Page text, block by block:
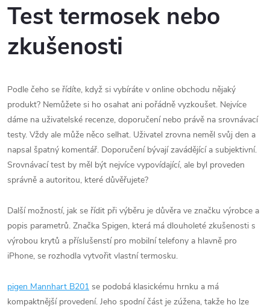
Test termosek nebo
zkušenosti
Podle čeho se řídíte, když si vybíráte v online obchodu nějaký
produkt? Nemůžete si ho osahat ani pořádně vyzkoušet. Nejvíce
dáme na uživatelské recenze, doporučení nebo právě na srovnávací
testy. Vždy ale může něco selhat. Uživatel zrovna neměl svůj den a
napsal špatný komentář. Doporučení bývají zavádějící a subjektivní.
Srovnávací test by měl být nejvíce vypovídající, ale byl proveden
správně a autoritou, které důvěřujete?
Další možností, jak se řídit při výběru je důvěra ve značku výrobce a
popis parametrů. Značka Spigen, která má dlouholeté zkušenosti s
výrobou krytů a příslušenstí pro mobilní telefony a hlavně pro
iPhone, se rozhodla vytvořit vlastní termosku.
pigen Mannhart B201 se podobá klasickému hrnku a má
kompaktnější provedení. Jeho spodní část je zúžena, takže ho lze